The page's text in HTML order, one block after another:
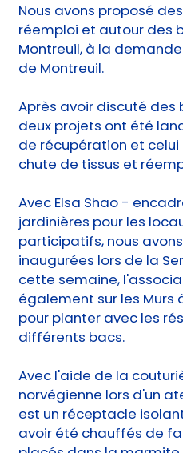
Nous avons proposé
réemploi et autour des
Montreuil, à la
de Montreuil.
Après avoir discuté
deux projets ont été
de récupération et
chute de tissus et
Avec Elsa Shao -
jardinières pour les
participatifs, nous
inaugurées lors de la
cette semaine,
également sur les Murs
pour planter avec les
différents bacs.
Avec l'aide de la
norvégienne lors d'un
est un réceptacle
avoir été chauffés de